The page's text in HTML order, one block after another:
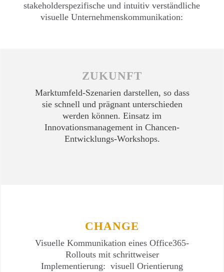
stakeholderspezifische und intuitiv verständliche
visuelle Unternehmenskommunikation:
ZUKUNFT
Marktumfeld-Szenarien darstellen, so dass
sie schnell und prägnant unterschieden
werden können. Einsatz im
Innovationsmanagement in Chancen-
Entwicklungs-Workshops.
CHANGE
Visuelle Kommunikation eines Office365-
Rollouts mit schrittweiser
Implementierung: visuell Orientierung